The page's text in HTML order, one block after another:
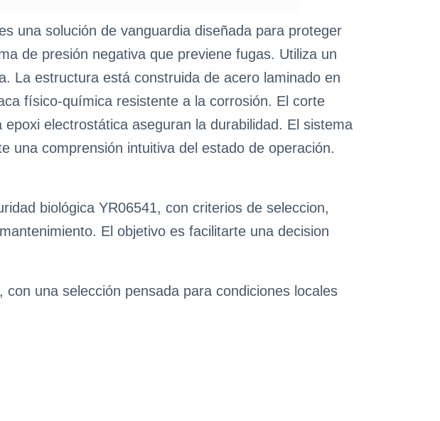
una solución de vanguardia diseñada para proteger
de presión negativa que previene fugas. Utiliza un
La estructura está construida de acero laminado en
físico-química resistente a la corrosión. El corte
electrostática aseguran la durabilidad. El sistema
una comprensión intuitiva del estado de operación.
biológica YR06541, con criterios de seleccion,
El objetivo es facilitarte una decision
una selección pensada para condiciones locales